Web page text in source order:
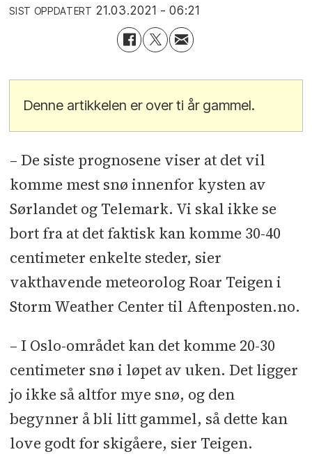
SIST OPPDATERT 21.03.2021 - 06:21
Denne artikkelen er over ti år gammel.
– De siste prognosene viser at det vil
komme mest snø innenfor kysten av
Sørlandet og Telemark. Vi skal ikke se
bort fra at det faktisk kan komme 30-40
centimeter enkelte steder, sier
vakthavende meteorolog Roar Teigen i
Storm Weather Center til Aftenposten.no.
– I Oslo-området kan det komme 20-30
centimeter snø i løpet av uken. Det ligger
jo ikke så altfor mye snø, og den
begynner å bli litt gammel, så dette kan
love godt for skigåere, sier Teigen.